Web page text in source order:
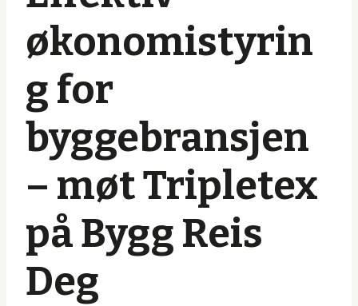
økonomistyrin
g for
byggebransjen
– møt Tripletex
på Bygg Reis
Deg